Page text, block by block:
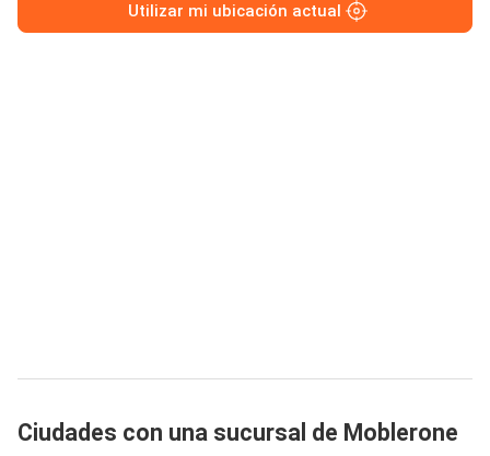
Utilizar mi ubicación actual
Ciudades con una sucursal de Moblerone